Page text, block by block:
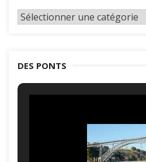
Classement
DES PONTS